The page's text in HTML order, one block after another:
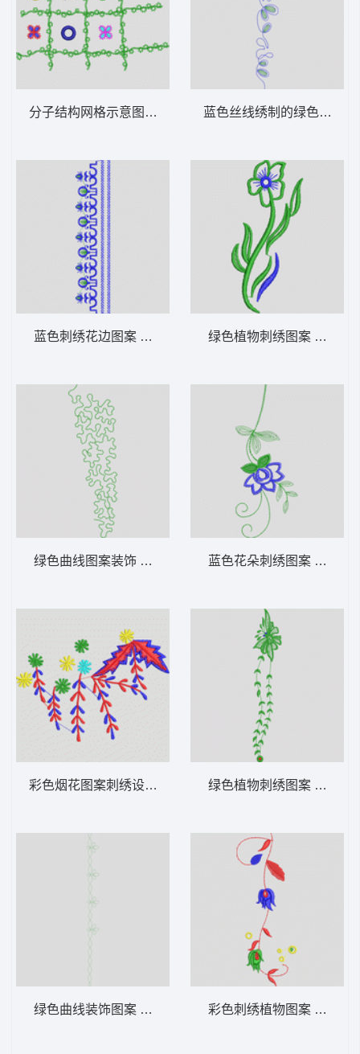
分子结构网格示意图 花型
蓝色刺绣花边图案 花型
绿色曲线图案装饰 花型
彩色烟花图案刺绣设计 花型
绿色曲线装饰图案 花型
蓝色丝线绣制的绿色椭圆
绿色植物刺绣图案 牛仔裤
蓝色花朵刺绣图案 牛仔裤
绿色植物刺绣图案 牛仔裤
彩色刺绣植物图案 牛仔裤